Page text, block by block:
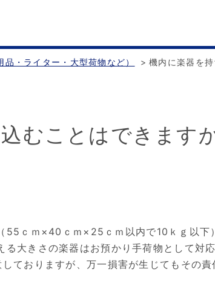
品・ライター・大型荷物など） > 機内に楽器を
むことはできます
55ｃｍ×40ｃｍ×25ｃｍ以内で10ｋｇ以下
大きさの楽器はお預かり手荷物として対
ておりますが、万一損害が生じてもその